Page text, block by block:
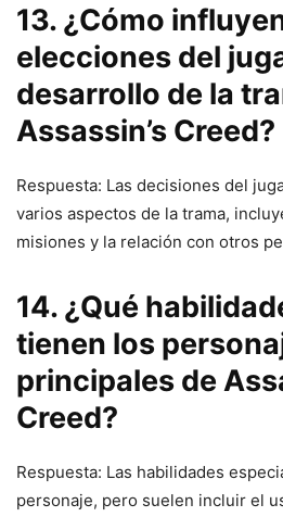
13. ¿Cómo
elecciones del
desarrollo de la
Assassin’s Creed?
Respuesta: Las decisiones del
varios aspectos de la trama,
misiones y la relación con otros
14. ¿Qué
tienen los
principales de
Creed?
Respuesta: Las habilidades
personaje, pero suelen incluir el